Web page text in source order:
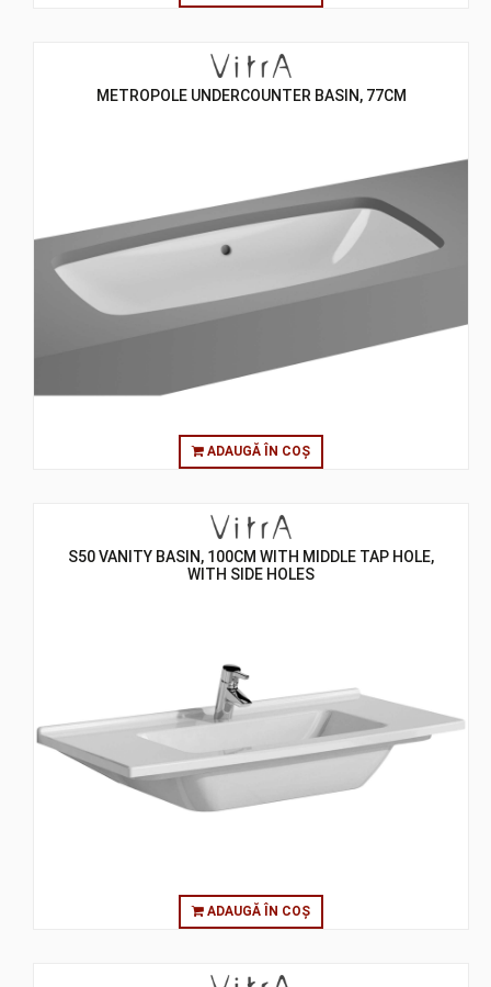
METROPOLE UNDERCOUNTER BASIN, 77CM
ADAUGĂ ÎN COȘ
S50 VANITY BASIN, 100CM WITH MIDDLE TAP HOLE,
WITH SIDE HOLES
ADAUGĂ ÎN COȘ